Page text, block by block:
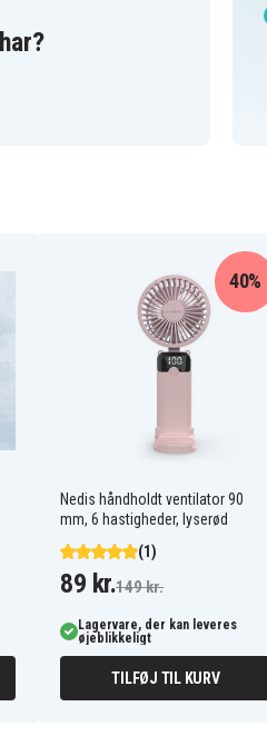
Nedis håndholdt ventilator 90
mm, 6 hastigheder, lyserød
(1)
40%
89 kr.149 kr.
Lagervare, der kan leveres
øjeblikkeligt
TILFØJ TIL KURV